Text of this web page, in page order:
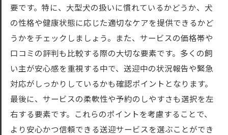
要です。特に、大型犬の扱いに慣れているかどうか、犬
の性格や健康状態に応じた適切なケアを提供できるかど
うかをチェックしましょう。また、サービスの価格帯や
口コミの評判も比較する際の大切な要素です。多くの飼
い主が安心感を重視する中で、送迎中の状況報告や緊急
対応がしっかりしているかも確認ポイントとなります。
最後に、サービスの柔軟性や予約のしやすさも選択を左
右する要素です。これらのポイントを考慮することで、
より安心かつ信頼できる送迎サービスを選ぶことができ